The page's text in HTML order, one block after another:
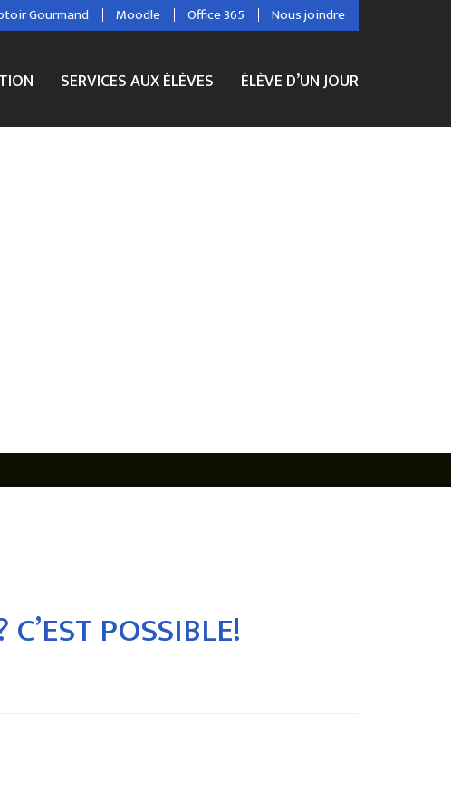
Gourmand Moodle Office 365 Nous joindre
SERVICES AUX ÉLÈVES ÉLÈVE D’UN JOUR
POSSIBLE!